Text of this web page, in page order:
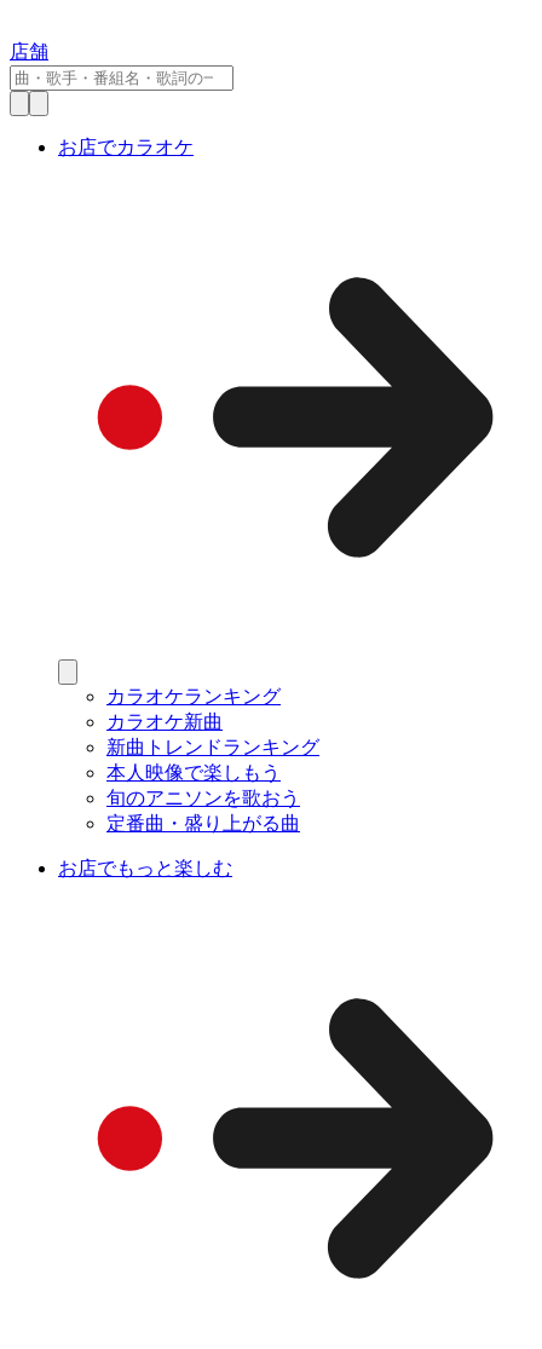
店舗
お店でカラオケ
カラオケランキング
カラオケ新曲
新曲トレンドランキング
本人映像で楽しもう
旬のアニソンを歌おう
定番曲・盛り上がる曲
お店でもっと楽しむ